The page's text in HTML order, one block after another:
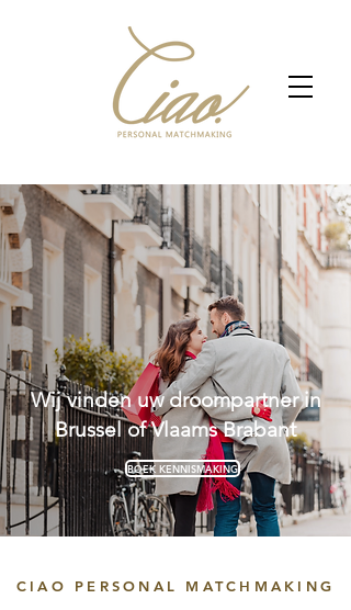
Wij vinden uw droompartner in
Brussel of Vlaams Brabant
BOEK KENNISMAKING
CIAO PERSONAL MATCHMAKING